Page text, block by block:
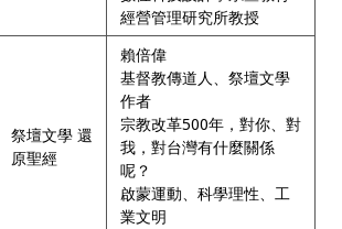
經營管理研究所教授
祭壇文學 還
原聖經
賴倍偉
基督教傳道人、祭壇文學
作者
宗教改革500年，對你、對
我，對台灣有什麼關係
呢？
啟蒙運動、科學理性、工
業文明